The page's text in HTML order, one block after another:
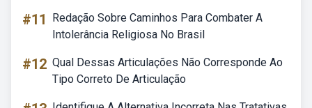
#11
Redação Sobre Caminhos Para Combater A
Intolerância Religiosa No Brasil
#12 Qual Dessas Articulações Não Corresponde Ao
Tipo Correto De Articulação